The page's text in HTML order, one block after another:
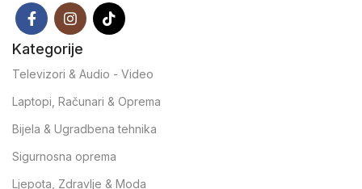
Kategorije
Televizori & Audio - Video
Laptopi, Računari & Oprema
Bijela & Ugradbena tehnika
Sigurnosna oprema
Ljepota, Zdravlje & Moda